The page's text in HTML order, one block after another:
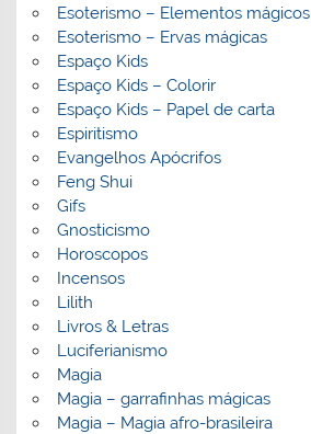
Esoterismo – Elementos mágicos
Esoterismo – Ervas mágicas
Espaço Kids
Espaço Kids – Colorir
Espaço Kids – Papel de carta
Espiritismo
Evangelhos Apócrifos
Feng Shui
Gifs
Gnosticismo
Horoscopos
Incensos
Lilith
Livros & Letras
Luciferianismo
Magia
Magia – garrafinhas mágicas
Magia – Magia afro-brasileira